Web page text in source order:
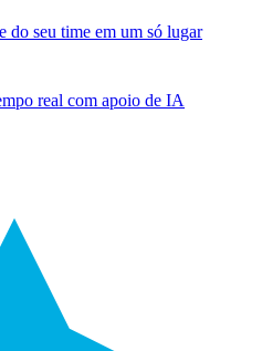
do seu time em um só lugar
real com apoio de IA